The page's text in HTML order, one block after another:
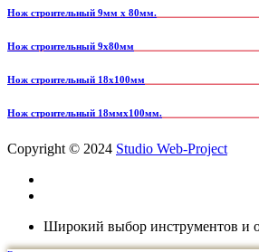
Нож строительный 9мм х 80мм.
Нож строительный 9х80мм
Нож строительный 18х100мм
Нож строительный 18ммх100мм.
Copyright © 2024 Studio Web-Project
Широкий выбор инструментов и